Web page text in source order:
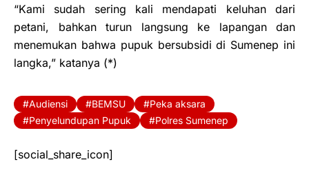
“Kami sudah sering kali mendapati keluhan dari
petani, bahkan turun langsung ke lapangan dan
menemukan bahwa pupuk bersubsidi di Sumenep ini
langka,” katanya (*)
Audiensi BEMSU
Peka aksara
Penyelundupan Pupuk
Polres Sumenep
[social_share_icon]